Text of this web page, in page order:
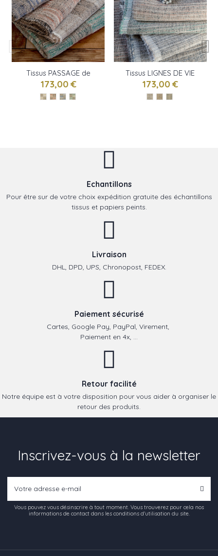
Tissus PASSAGE de
ELITIS
173,00 €
Tissus LIGNES DE VIE
de ELITIS
173,00 €
Echantillons
Pour être sur de votre choix expédition gratuite des échantillons
tissus et papiers peints.
Livraison
DHL, DPD, UPS, Chronopost, FEDEX.
Paiement sécurisé
Cartes, Google Pay, PayPal, Virement,
Paiement en 4x, ...
Retour facilité
Notre équipe est à votre disposition pour vous aider à organiser le
retour des produits.
Inscrivez-vous à la newsletter
Vous pouvez vous désinscrire à tout moment. Vous trouverez pour cela nos
informations de contact dans les conditions d'utilisation du site.